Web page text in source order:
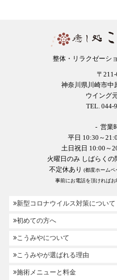
整体・リラクゼーシ
〒211-
神奈川県川崎市中
ウイング
TEL. 044-
- 営業
平日 10:30～
土日祝日 10:00～
火曜日のみ しばらくの
不定休あり (都度ホームペ
事前にお電話を頂ければお
新型コロナウイルス対策について
初めての方へ
こうみやについて
こうみやが選ばれる理由
施術メニューと料金